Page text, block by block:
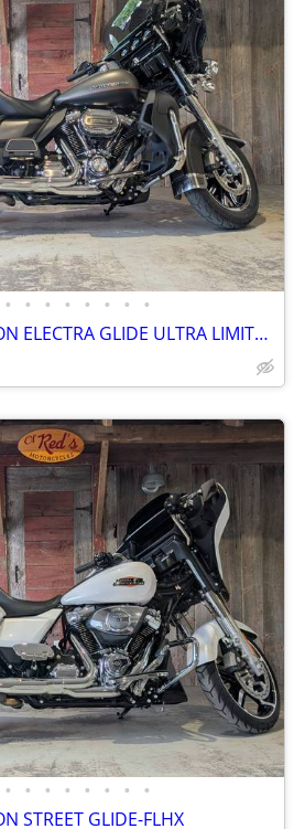
• • • • • • • •
2018 HARLEY DAVIDSON ELECTRA GLIDE ULTRA LIMITED-FLHTK
• • • • • • • •
STREET GLIDE-FLHX